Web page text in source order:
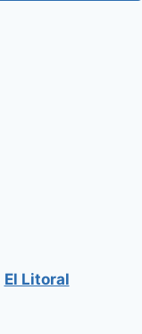
El Litoral